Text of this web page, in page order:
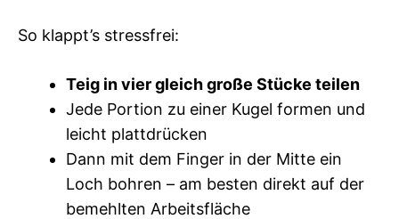
So klappt’s stressfrei:
Teig in vier gleich große Stücke teilen
Jede Portion zu einer Kugel formen und
leicht plattdrücken
Dann mit dem Finger in der Mitte ein
Loch bohren – am besten direkt auf der
bemehlten Arbeitsfläche